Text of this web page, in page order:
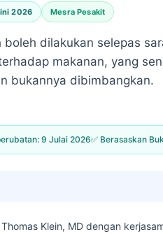
2026 Mesra Pesakit
dilakukan selepas
makanan, yang
bukannya dibimbangkan.
9 Julai 2026✅ Berasaskan
Thomas Klein, MD dengan